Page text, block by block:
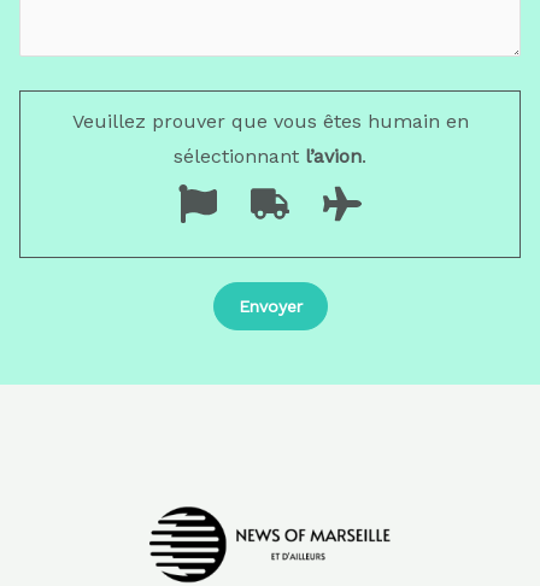
Veuillez prouver que vous êtes humain en
sélectionnant l’avion.